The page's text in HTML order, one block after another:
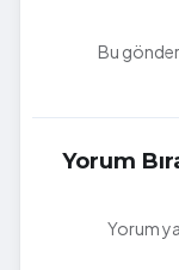
Bu
Yorum
Yorum